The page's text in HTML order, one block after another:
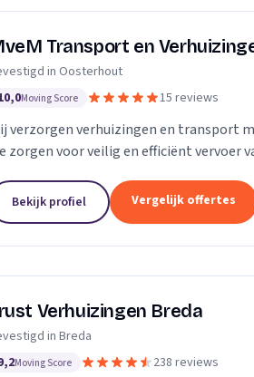
Transport en
in Oosterhout
Moving Score 15 reviews
verzorgen verhuizingen en transport
zorgen voor veilig en efficiënt vervoer
Bekijk profiel Vergelijk offertes
Verhuizingen Breda
in Breda
Moving Score 238 reviews